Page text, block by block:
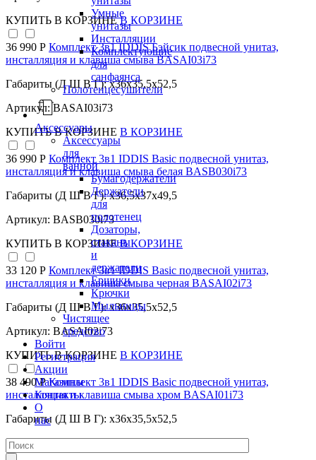
Умные
унитазы
Инсталляции
Комплектующие
для
санфаянса
Полотенцесушители
Аксессуары
Аксессуары
для
ванной
Бумагодержатели
Держатели
для
полотенец
Дозаторы,
стаканы
и
держатели
Ершики
Крючки
Мыльницы
Чистящее
средство
Войти
Регистрация
Акции
Магазины
Контакты
О
нас
КУПИТЬ В КОРЗИНЕ В КОРЗИНЕ
36 990 Р Комплект 3в1 IDDIS Бэйсик подвесной унитаз,
инсталляция и клавиша смыва BASAI03i73
Габариты (Д Ш В Г): x36x35,5x52,5
Артикул: BASAI03i73
КУПИТЬ В КОРЗИНЕ В КОРЗИНЕ
36 990 Р Комплект 3в1 IDDIS Basic подвесной унитаз,
инсталляция и клавиша смыва белая BASB030i73
Габариты (Д Ш В Г): x36,5x37x49,5
Артикул: BASB030i73
КУПИТЬ В КОРЗИНЕ В КОРЗИНЕ
33 120 Р Комплект 3в1 IDDIS Basic подвесной унитаз,
инсталляция и клавиша смыва черная BASAI02i73
Габариты (Д Ш В Г): x36x35,5x52,5
Артикул: BASAI02i73
КУПИТЬ В КОРЗИНЕ В КОРЗИНЕ
38 490 РКомплект 3в1 IDDIS Basic подвесной унитаз,
инсталляция и клавиша смыва хром BASAI01i73
Габариты (Д Ш В Г): x36x35,5x52,5
Артикул: BASAI01i73